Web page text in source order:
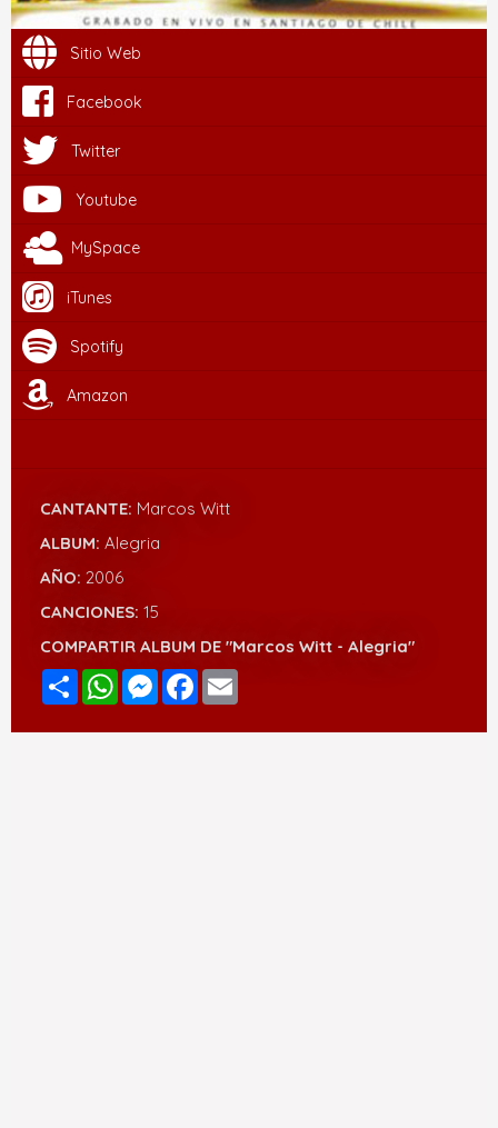
Sitio Web
Facebook
Twitter
Youtube
MySpace
iTunes
Spotify
Amazon
CANTANTE: Marcos Witt
ALBUM: Alegria
AÑO: 2006
CANCIONES: 15
COMPARTIR ALBUM DE "Marcos Witt - Alegria"
Compartir
WhatsAppMessenger
Facebook